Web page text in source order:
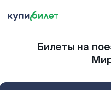
Билеты на